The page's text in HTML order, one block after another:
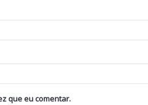
que eu comentar.